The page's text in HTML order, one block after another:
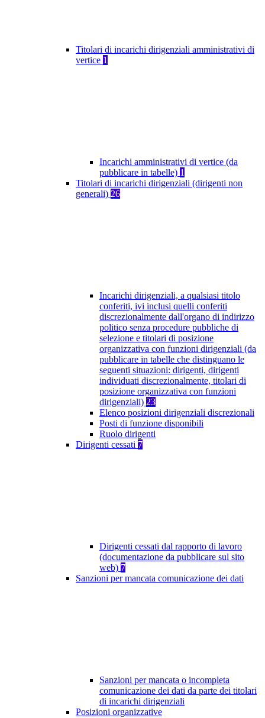
Titolari di incarichi dirigenziali amministrativi di
vertice 1
Incarichi amministrativi di vertice (da
pubblicare in tabelle) 1
Titolari di incarichi dirigenziali (dirigenti non
generali) 26
Incarichi dirigenziali, a qualsiasi titolo
conferiti, ivi inclusi quelli conferiti
discrezionalmente dall'organo di indirizzo
politico senza procedure pubbliche di
selezione e titolari di posizione
organizzativa con funzioni dirigenziali (da
pubblicare in tabelle che distinguano le
seguenti situazioni: dirigenti, dirigenti
individuati discrezionalmente, titolari di
posizione organizzativa con funzioni
dirigenziali) 23
Elenco posizioni dirigenziali discrezionali
Posti di funzione disponibili
Ruolo dirigenti
Dirigenti cessati 7
Dirigenti cessati dal rapporto di lavoro
(documentazione da pubblicare sul sito
web) 7
Sanzioni per mancata comunicazione dei dati
Sanzioni per mancata o incompleta
comunicazione dei dati da parte dei titolari
di incarichi dirigenziali
Posizioni organizzative